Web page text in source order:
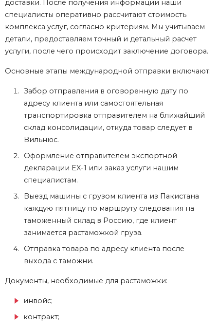
доставки. После получения информации наши
специалисты оперативно рассчитают стоимость
комплекса услуг, согласно критериям. Мы учитываем
детали, предоставляем точный и детальный расчет
услуги, после чего происходит заключение договора.
Основные этапы международной отправки включают:
Забор отправления в оговоренную дату по
адресу клиента или самостоятельная
транспортировка отправителем на ближайший
склад консолидации, откуда товар следует в
Вильнюс.
Оформление отправителем экспортной
декларации EX-1 или заказ услуги нашим
специалистам.
Выезд машины с грузом клиента из Пакистана
каждую пятницу по маршруту следования на
таможенный склад в Россию, где клиент
занимается растаможкой груза.
Отправка товара по адресу клиента после
выхода с таможни.
Документы, необходимые для растаможки:
инвойс;
контракт;